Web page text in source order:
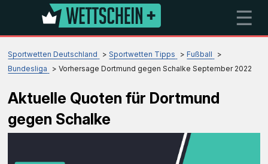
☰
Sportwetten Deutschland Sportwetten Tipps
Fußball
Bundesliga
Vorhersage Dortmund gegen Schalke September 2022
Aktuelle Quoten für Dortmund
gegen Schalke